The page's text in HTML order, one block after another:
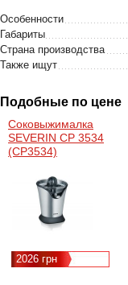
Особенности
Габариты
Страна производства
Также ищут
Подобные по цене
Соковыжималка
SEVERIN СР 3534
(СР3534)
2026 грн